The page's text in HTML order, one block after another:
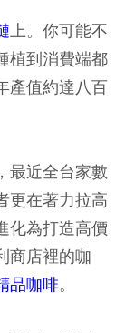
上。你可能不
植到消費端都
產值約達八百
，最近全台家數
更在著力拉高
化為打造高價
商店裡的咖
品咖啡。